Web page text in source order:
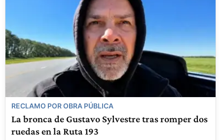
RECLAMO POR OBRA PÚBLICA
La bronca de Gustavo Sylvestre tras romper dos
ruedas en la Ruta 193